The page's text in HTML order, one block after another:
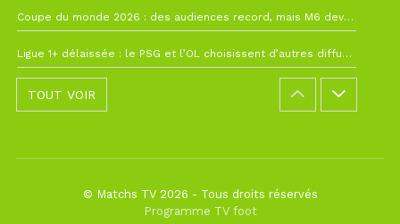
Coupe du monde 2026 : des audiences record, mais M6 devrait perdre très gros !
Ligue 1+ délaissée : le PSG et l’OL choisissent d’autres diffuseurs pour leur reprise
TOUT VOIR
© Matchs TV 2026 - Tous droits réservés
Programme TV foot